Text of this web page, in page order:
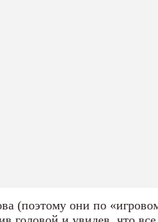
(поэтому они по